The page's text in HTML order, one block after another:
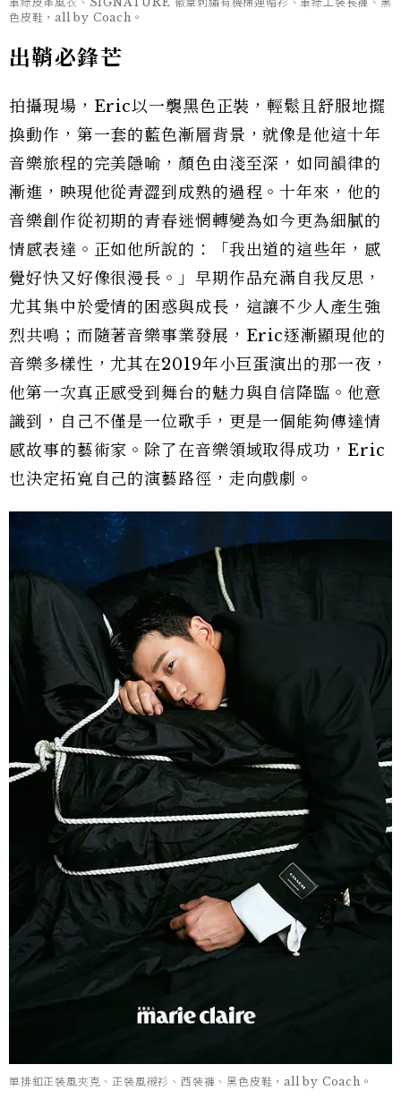
色皮鞋，all by Coach。
出鞘必鋒芒
拍攝現場，Eric以一襲黑色正裝，輕鬆且舒服地擺
換動作，第一套的藍色漸層背景，就像是他這十年
音樂旅程的完美隱喻，顏色由淺至深，如同韻律的
漸進，映現他從青澀到成熟的過程。十年來，他的
音樂創作從初期的青春迷惘轉變為如今更為細膩的
情感表達。正如他所說的：「我出道的這些年，感
覺好快又好像很漫長。」早期作品充滿自我反思，
尤其集中於愛情的困惑與成長，這讓不少人產生強
烈共鳴；而隨著音樂事業發展，Eric逐漸顯現他的
音樂多樣性，尤其在2019年小巨蛋演出的那一夜，
他第一次真正感受到舞台的魅力與自信降臨。他意
識到，自己不僅是一位歌手，更是一個能夠傳達情
感故事的藝術家。除了在音樂領域取得成功，Eric
也決定拓寬自己的演藝路徑，走向戲劇。
單排釦正裝風夾克、正裝風襯衫、西裝褲、黑色皮鞋，all by Coach。